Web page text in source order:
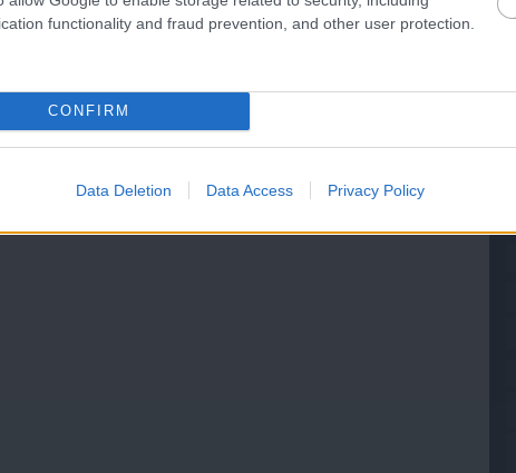
functionality and fraud prevention, and other user protection.
CONFIRM
Data Deletion Data Access Privacy Policy